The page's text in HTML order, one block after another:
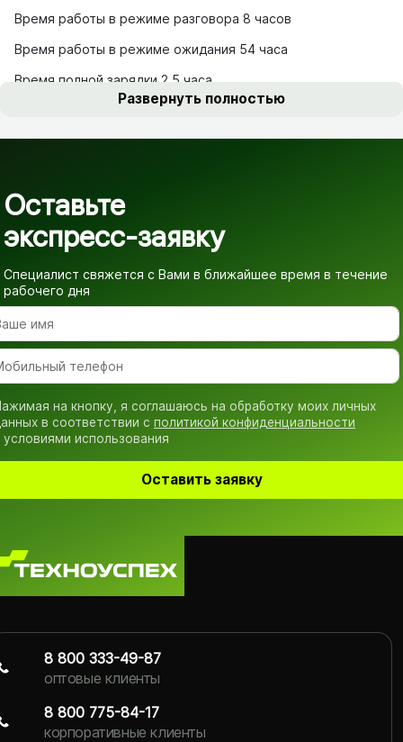
Время работы в режиме разговора 8 часов
Время работы в режиме ожидания 54 часа
Время полной зарядки 2.5 часа
Развернуть полностью
Оставьте
экспресс-заявку
Специалист свяжется с Вами в ближайшее время в течение
рабочего дня
на кнопку, я соглашаюсь на обработку моих личных
в соответствии с политикой конфиденциальности
условиями использования
Оставить заявку
8 800 333-49-87
оптовые клиенты
8 800 775-84-17
корпоративные клиенты